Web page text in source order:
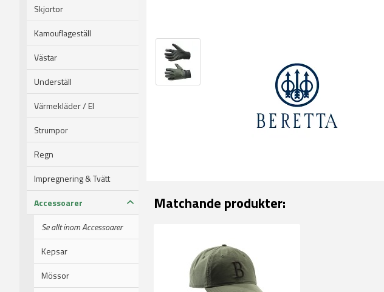
Skjortor
Kamouflageställ
Västar
Underställ
Värmekläder / El
Strumpor
Regn
Impregnering & Tvätt
Accessoarer
Se allt inom Accessoarer
Kepsar
Mössor
Matchande produkter: